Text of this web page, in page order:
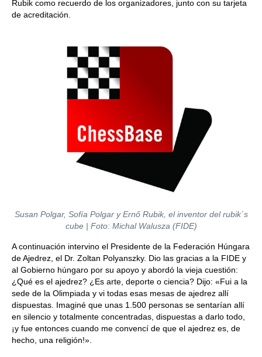
Rubik como recuerdo de los organizadores, junto con su tarjeta
de acreditación.
Susan Polgar, Sofía Polgar y Ernő Rubik, el inventor del rubik´s
cube | Foto: Michal Walusza (FIDE)
A continuación intervino el Presidente de la Federación Húngara
de Ajedrez, el Dr. Zoltan Polyanszky. Dio las gracias a la FIDE y
al Gobierno húngaro por su apoyo y abordó la vieja cuestión:
¿Qué es el ajedrez? ¿Es arte, deporte o ciencia? Dijo: «Fui a la
sede de la Olimpiada y vi todas esas mesas de ajedrez allí
dispuestas. Imaginé que unas 1.500 personas se sentarían allí
en silencio y totalmente concentradas, dispuestas a darlo todo,
¡y fue entonces cuando me convencí de que el ajedrez es, de
hecho, una religión!».